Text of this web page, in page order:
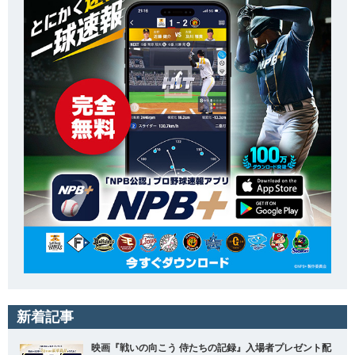
新着記事
映画『戦いの向こう 侍たちの記録』入場者プレゼント配